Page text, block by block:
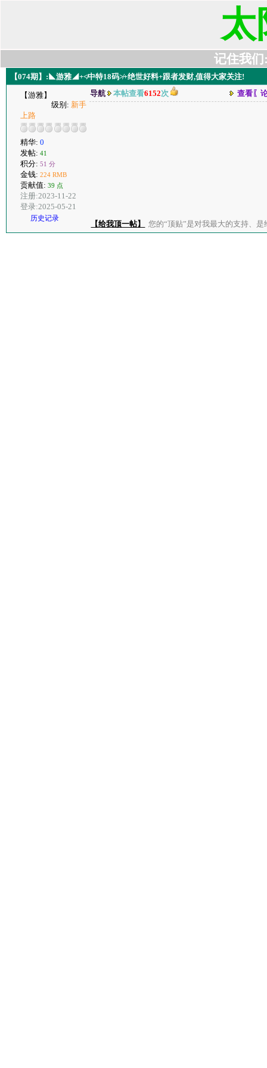
太
记住我们
【074期】:◣游雅◢+≮中特18码≯+绝世好料+跟者发财,值得大家关注!
【游雅】
级别: 新手
上路
精华: 0
发帖: 41
积分: 51 分
金钱: 224 RMB
贡献值: 39 点
注册:2023-11-22
登录:2025-05-21
历史记录
导航 本帖查看6152次 查看〖
【给我顶一帖】 您的“顶贴”是对我最大的支持、